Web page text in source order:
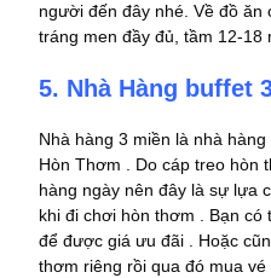
người đến đây nhé. Về đồ ăn
tráng men đầy đủ, tầm 12-18
5. Nhà Hàng buffet
Nhà hàng 3 miền là nhà
Hòn Thơm . Do cáp treo hòn
hàng ngày nên đây là sự lựa
khi đi chơi hòn thơm . Bạn có
để được giá ưu đãi . Hoặc
thơm riêng rồi qua đó mua vé